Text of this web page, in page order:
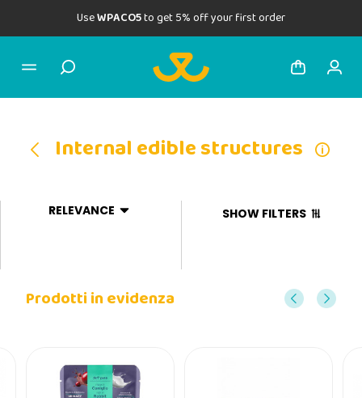
UseWPACO5to get 5% off your first order
Internal edible structures
RELEVANCE SHOW FILTERS
Prodotti in evidenza